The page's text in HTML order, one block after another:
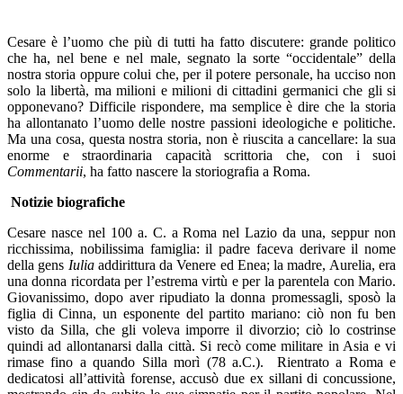
Cesare è l’uomo che più di tutti ha fatto discutere: grande politico
che ha, nel bene e nel male, segnato la sorte “occidentale” della
nostra storia oppure colui che, per il potere personale, ha ucciso non
solo la libertà, ma milioni e milioni di cittadini germanici che gli si
opponevano? Difficile rispondere, ma semplice è dire che la storia
ha allontanato l’uomo delle nostre passioni ideologiche e politiche.
Ma una cosa, questa nostra storia, non è riuscita a cancellare: la sua
enorme e straordinaria capacità scrittoria che, con i suoi
Commentarii, ha fatto nascere la storiografia a Roma.
Notizie biografiche
Cesare nasce nel 100 a. C. a Roma nel Lazio da una, seppur non
ricchissima, nobilissima famiglia: il padre faceva derivare il nome
della gens Iuliaaddirittura da Venere ed Enea; la madre, Aurelia, era
una donna ricordata per l’estrema virtù e per la parentela con Mario.
Giovanissimo, dopo aver ripudiato la donna promessagli, sposò la
figlia di Cinna, un esponente del partito mariano: ciò non fu ben
visto da Silla, che gli voleva imporre il divorzio; ciò lo costrinse
quindi ad allontanarsi dalla città. Si recò come militare in Asia e vi
rimase fino a quando Silla morì (78 a.C.). Rientrato a Roma e
dedicatosi all’attività forense, accusò due ex sillani di concussione,